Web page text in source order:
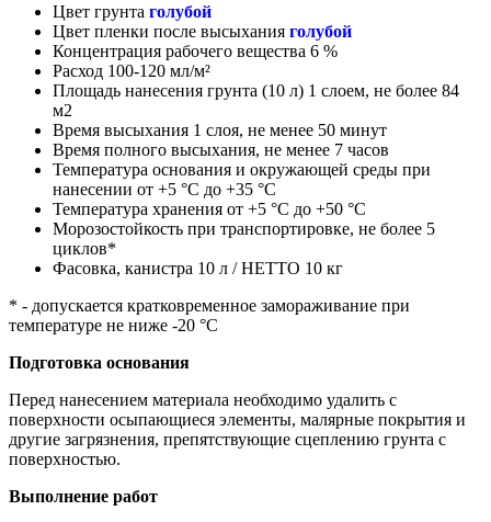
Цвет грунта голубой
Цвет пленки после высыхания голубой
Концентрация рабочего вещества 6 %
Расход 100-120 мл/м²
Площадь нанесения грунта (10 л) 1 слоем, не более 84
м2
Время высыхания 1 слоя, не менее 50 минут
Время полного высыхания, не менее 7 часов
Температура основания и окружающей среды при
нанесении от +5 °С до +35 °С
Температура хранения от +5 °С до +50 °С
Морозостойкость при транспортировке, не более 5
циклов*
Фасовка, канистра 10 л / НЕТТО 10 кг
* - допускается кратковременное замораживание при
температуре не ниже -20 °С
Подготовка основания
Перед нанесением материала необходимо удалить с
поверхности осыпающиеся элементы, малярные покрытия и
другие загрязнения, препятствующие сцеплению грунта с
поверхностью.
Выполнение работ